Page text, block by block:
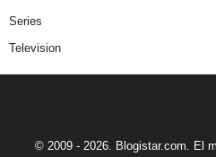
Series
Television
© 2009 - 2026. Blogistar.com. El